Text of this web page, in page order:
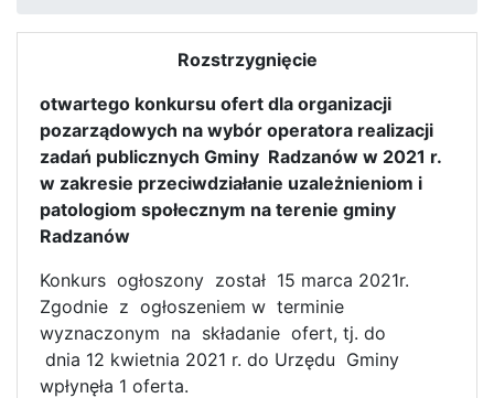
Rozstrzygnięcie
otwartego konkursu ofert dla organizacji
pozarządowych na wybór operatora realizacji
zadań publicznych Gminy Radzanów w 2021 r.
w zakresie przeciwdziałanie uzależnieniom i
patologiom społecznym na terenie gminy
Radzanów
Konkurs ogłoszony został 15 marca 2021r.
Zgodnie z ogłoszeniem w terminie
wyznaczonym na składanie ofert, tj. do
dnia 12 kwietnia 2021 r. do Urzędu Gminy
wpłynęła 1 oferta.